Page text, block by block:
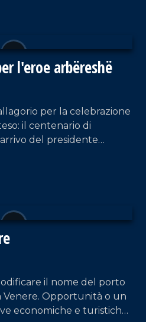
l'eroe arbëreshë
per la celebrazione
il centenario di
del presidente
il nome del porto
Venere. Opportunità o un
economiche e turistiche